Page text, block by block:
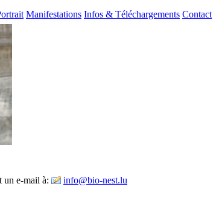
Manifestations Infos & Téléchargements Contact
un e-mail à:
info@bio-nest.lu